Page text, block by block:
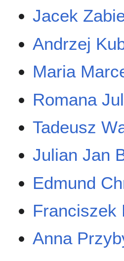
Jacek
Andrzej
Maria
Romana
Tadeusz
Julian Jan
Edmund
Franciszek
Anna